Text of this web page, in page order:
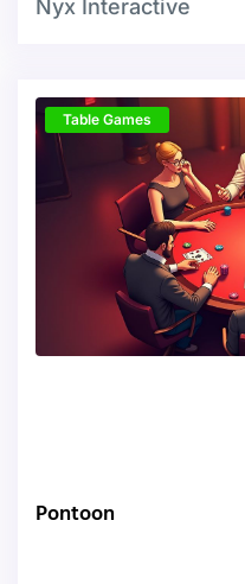
Nyx Interactive
Table Games
Pontoon